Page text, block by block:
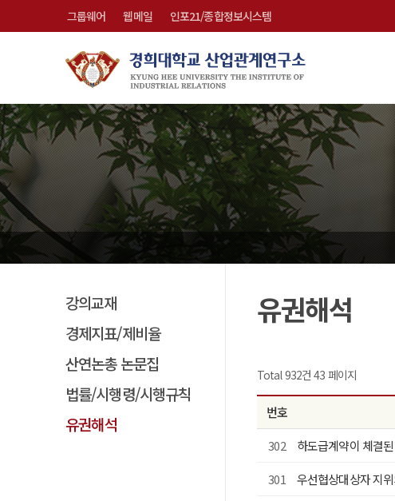
그룹웨어 웹메일 인포21/종합정보시스템
강의교재
경제지표/제비율
산연논총 논문집
법률/시행령/시행규칙
유권해석
유권해석
Total 932건 43 페이지
번호
302
하도급계약이 체결
301
우선협상대상자 지